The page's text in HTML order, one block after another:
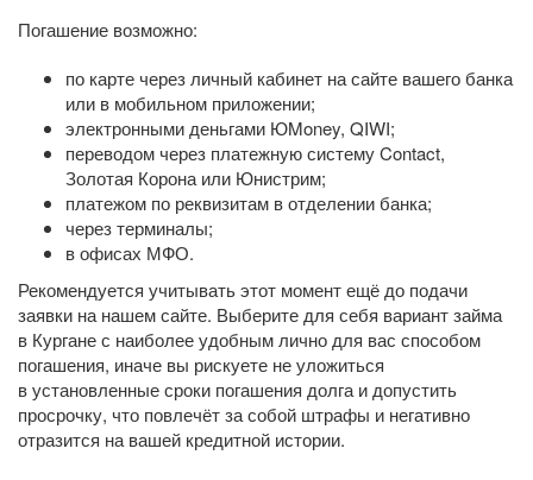
Погашение возможно:
по карте через личный кабинет на сайте вашего банка
или в мобильном приложении;
электронными деньгами ЮMoney, QIWI;
переводом через платежную систему Contact,
Золотая Корона или Юнистрим;
платежом по реквизитам в отделении банка;
через терминалы;
в офисах МФО.
Рекомендуется учитывать этот момент ещё до подачи
заявки на нашем сайте. Выберите для себя вариант займа
в Кургане с наиболее удобным лично для вас способом
погашения, иначе вы рискуете не уложиться
в установленные сроки погашения долга и допустить
просрочку, что повлечёт за собой штрафы и негативно
отразится на вашей кредитной истории.